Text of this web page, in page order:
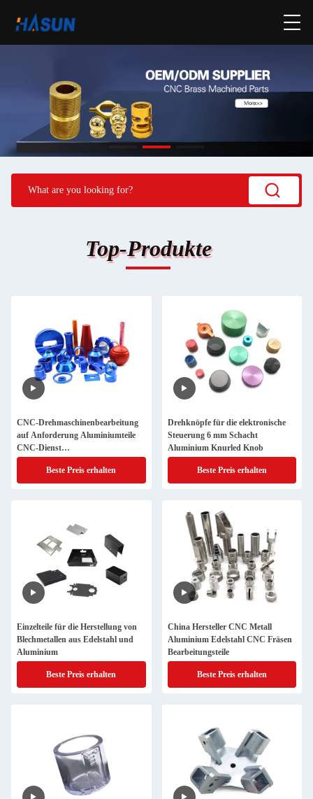
Top-Produkte
CNC-Drehmaschinenbearbeitung
auf Anforderung Aluminiumteile
CNC-Dienst
Aluminiummetallherstellung
Beste Preis erhalten
Drehknöpfe für die elektronische
Steuerung 6 mm Schacht
Aluminium Knurled Knob
Beste Preis erhalten
Einzelteile für die Herstellung von
Blechmetallen aus Edelstahl und
Aluminium
Beste Preis erhalten
China Hersteller CNC Metall
Aluminium Edelstahl CNC Fräsen
Bearbeitungsteile
Beste Preis erhalten